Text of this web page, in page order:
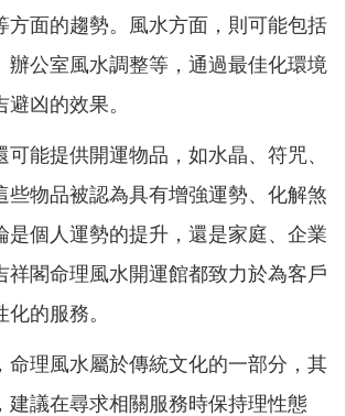
方面的趨勢。風水方面，則可能包括
辦公室風水調整等，通過最佳化環境
凶的效果。
可能提供開運物品，如水晶、符咒、
些物品被認為具有增強運勢、化解煞
是個人運勢的提升，還是家庭、企業
祥閣命理風水開運館都致力於為客戶
的服務。
命理風水屬於傳統文化的一部分，其
建議在尋求相關服務時保持理性態